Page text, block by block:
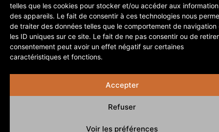
telles que les cookies pour stocker et/ou accéder aux
des appareils. Le fait de consentir à ces technologies nous
de traiter des données telles que le comportement de navigation
les ID uniques sur ce site. Le fait de ne pas consentir ou de
consentement peut avoir un effet négatif sur certaines
caractéristiques et fonctions.
Accepter
Refuser
Voir les préférences